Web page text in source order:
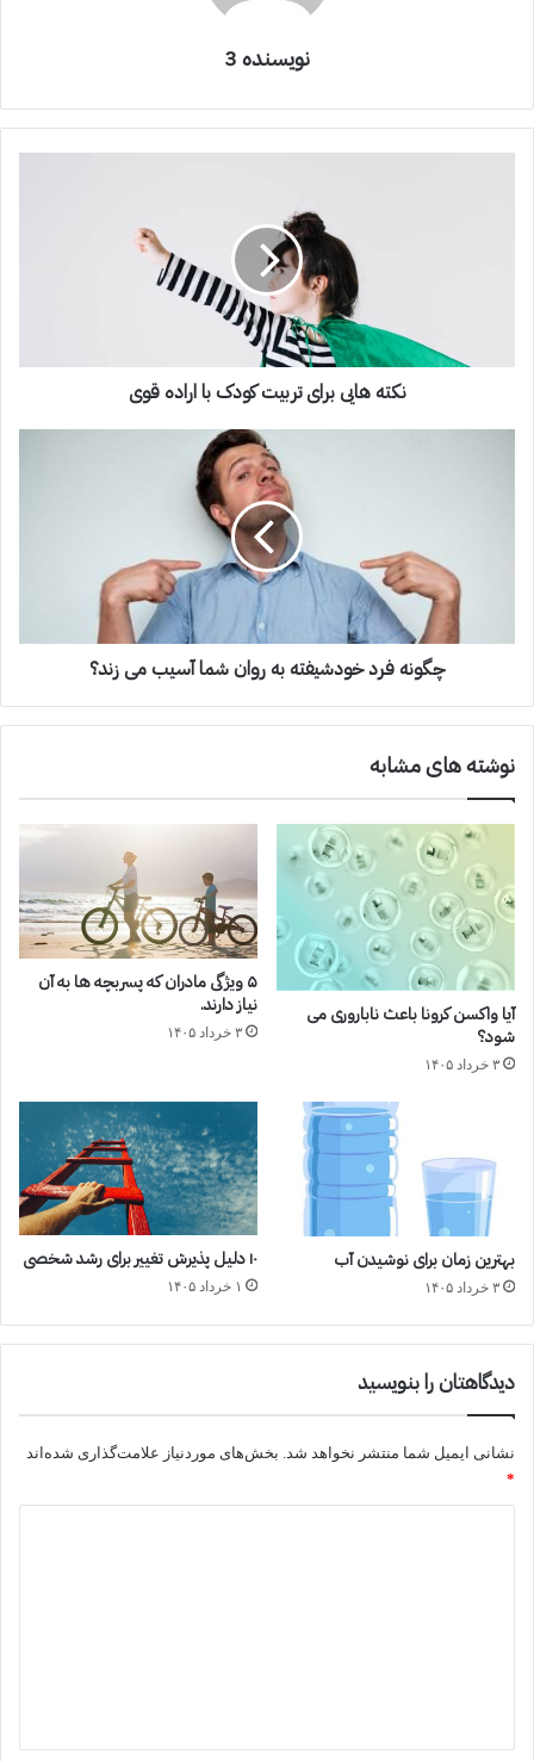
نویسنده 3
نکته هایی برای تربیت کودک با اراده قوی
چگونه فرد خودشیفته به روان شما آسیب می زند؟
نوشته های مشابه
آیا واکسن کرونا باعث ناباروری می
شود؟
۳ خرداد ۱۴۰۵
۵ ویژگی مادران که پسربچه ها به آن
نیاز دارند.
۳ خرداد ۱۴۰۵
بهترین زمان برای نوشیدن آب
۳ خرداد ۱۴۰۵
۱۰ دلیل پذیرش تغییر برای رشد شخصی
۱ خرداد ۱۴۰۵
دیدگاهتان را بنویسید
نشانی ایمیل شما منتشر نخواهد شد. بخش‌های موردنیاز علامت‌گذاری شده‌اند
*